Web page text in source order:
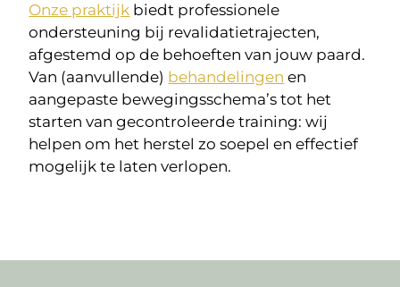
Onze praktijk biedt professionele
ondersteuning bij revalidatietrajecten,
afgestemd op de behoeften van jouw paard.
Van (aanvullende) behandelingen en
aangepaste bewegingsschema’s tot het
starten van gecontroleerde training: wij
helpen om het herstel zo soepel en effectief
mogelijk te laten verlopen.